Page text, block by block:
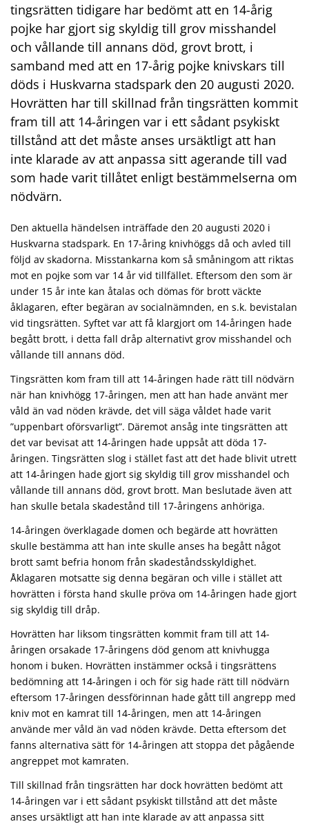
tingsrätten tidigare har bedömt att en 14-årig
pojke har gjort sig skyldig till grov misshandel
och vållande till annans död, grovt brott, i
samband med att en 17-årig pojke knivskars till
döds i Huskvarna stadspark den 20 augusti 2020.
Hovrätten har till skillnad från tingsrätten kommit
fram till att 14-åringen var i ett sådant psykiskt
tillstånd att det måste anses ursäktligt att han
inte klarade av att anpassa sitt agerande till vad
som hade varit tillåtet enligt bestämmelserna om
nödvärn.
Den aktuella händelsen inträffade den 20 augusti 2020 i
Huskvarna stadspark. En 17-åring knivhöggs då och avled till
följd av skadorna. Misstankarna kom så småningom att riktas
mot en pojke som var 14 år vid tillfället. Eftersom den som är
under 15 år inte kan åtalas och dömas för brott väckte
åklagaren, efter begäran av socialnämnden, en s.k. bevistalan
vid tingsrätten. Syftet var att få klargjort om 14-åringen hade
begått brott, i detta fall dråp alternativt grov misshandel och
vållande till annans död.
Tingsrätten kom fram till att 14-åringen hade rätt till nödvärn
när han knivhögg 17-åringen, men att han hade använt mer
våld än vad nöden krävde, det vill säga våldet hade varit
”uppenbart oförsvarligt”. Däremot ansåg inte tingsrätten att
det var bevisat att 14-åringen hade uppsåt att döda 17-
åringen. Tingsrätten slog i stället fast att det hade blivit utrett
att 14-åringen hade gjort sig skyldig till grov misshandel och
vållande till annans död, grovt brott. Man beslutade även att
han skulle betala skadestånd till 17-åringens anhöriga.
14-åringen överklagade domen och begärde att hovrätten
skulle bestämma att han inte skulle anses ha begått något
brott samt befria honom från skadeståndsskyldighet.
Åklagaren motsatte sig denna begäran och ville i stället att
hovrätten i första hand skulle pröva om 14-åringen hade gjort
sig skyldig till dråp.
Hovrätten har liksom tingsrätten kommit fram till att 14-
åringen orsakade 17-åringens död genom att knivhugga
honom i buken. Hovrätten instämmer också i tingsrättens
bedömning att 14-åringen i och för sig hade rätt till nödvärn
eftersom 17-åringen dessförinnan hade gått till angrepp med
kniv mot en kamrat till 14-åringen, men att 14-åringen
använde mer våld än vad nöden krävde. Detta eftersom det
fanns alternativa sätt för 14-åringen att stoppa det pågående
angreppet mot kamraten.
Till skillnad från tingsrätten har dock hovrätten bedömt att
14-åringen var i ett sådant psykiskt tillstånd att det måste
anses ursäktligt att han inte klarade av att anpassa sitt